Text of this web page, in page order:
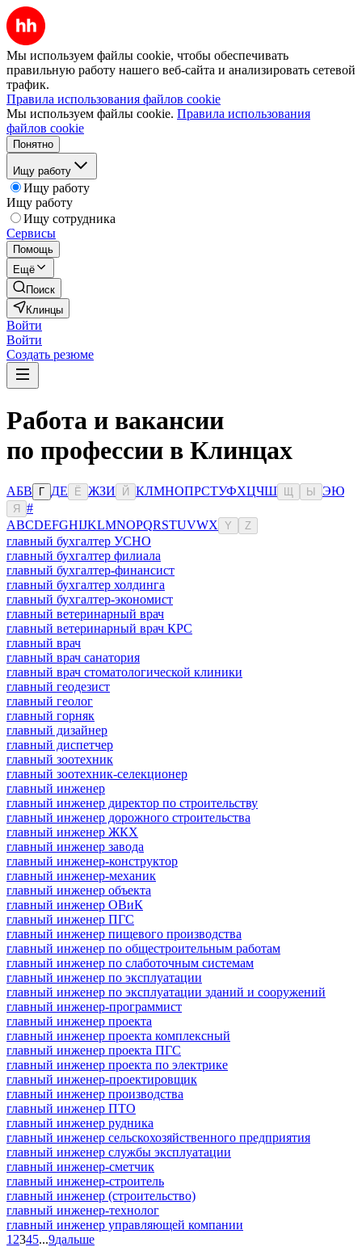
Мы используем файлы cookie, чтобы обеспечивать
правильную работу нашего веб-сайта и анализировать сетевой
трафик.
Правила использования файлов cookie
Мы используем файлы cookie. Правила использования
файлов cookie
Понятно
Ищу работу
Ищу работу
Ищу работу
Ищу сотрудника
Сервисы
Помощь
Ещё
Поиск
Клинцы
Войти
Войти
Создать резюме
Работа и вакансии
по профессии в Клинцах
АБВ Г ДЕ Ё ЖЗИ Й КЛМНОПРСТУФХЦЧШ Ы ЭЮ
Я
#
ABCDEFGHIJKLMNOPQRSTUVWX Y Z
главный бухгалтер УСНО
главный бухгалтер филиала
главный бухгалтер-финансист
главный бухгалтер холдинга
главный бухгалтер-экономист
главный ветеринарный врач
главный ветеринарный врач КРС
главный врач
главный врач санатория
главный врач стоматологической клиники
главный геодезист
главный геолог
главный горняк
главный дизайнер
главный диспетчер
главный зоотехник
главный зоотехник-селекционер
главный инженер
главный инженер директор по строительству
главный инженер дорожного строительства
главный инженер ЖКХ
главный инженер завода
главный инженер-конструктор
главный инженер-механик
главный инженер объекта
главный инженер ОВиК
главный инженер ПГС
главный инженер пищевого производства
главный инженер по общестроительным работам
главный инженер по слаботочным системам
главный инженер по эксплуатации
главный инженер по эксплуатации зданий и сооружений
главный инженер-программист
главный инженер проекта
главный инженер проекта комплексный
главный инженер проекта ПГС
главный инженер проекта по электрике
главный инженер-проектировщик
главный инженер производства
главный инженер ПТО
главный инженер рудника
главный инженер сельскохозяйственного предприятия
главный инженер службы эксплуатации
главный инженер-сметчик
главный инженер-строитель
главный инженер (строительство)
главный инженер-технолог
главный инженер управляющей компании
1 2345...9дальше